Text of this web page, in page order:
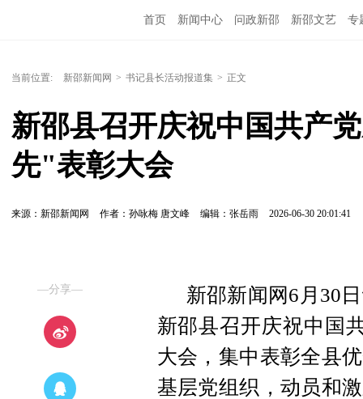
首页 新闻中心 问政新邵 新邵文艺 专
当前位置: 新邵新闻网 > 书记县长活动报道集 > 正文
新邵县召开庆祝中国共产
先"表彰大会
来源：新邵新闻网 作者：孙咏梅 唐文峰 编辑：张岳雨 2026-06-30 20:01:41
—分享—
新邵新闻网6月30
新邵县召开庆祝中国
大会，集中表彰全县
基层党组织，动员和